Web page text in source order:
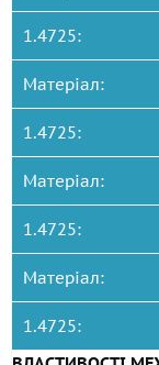
1.4725:
Матеріал:
1.4725:
Матеріал:
1.4725:
Матеріал:
1.4725: